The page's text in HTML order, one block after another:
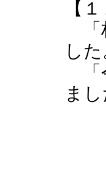
【
「
し
「
ま